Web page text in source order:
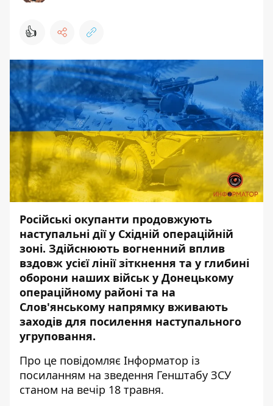
👍
Російські окупанти продовжують
наступальні дії у Східній операційній
зоні. Здійснюють вогненний вплив
вздовж усієї лінії зіткнення та у глибині
оборони наших військ у Донецькому
операційному районі та на
Слов'янському напрямку вживають
заходів для посилення наступального
угруповання.
Про це повідомляє Інформатор із
посиланням на зведення Генштабу ЗСУ
станом на вечір 18 травня.